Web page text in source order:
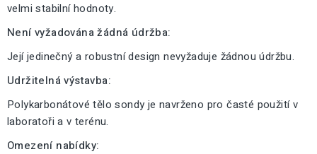
velmi stabilní hodnoty.
Není vyžadována žádná údržba:
Její jedinečný a robustní design nevyžaduje žádnou údržbu.
Udržitelná výstavba:
Polykarbonátové tělo sondy je navrženo pro časté použití v
laboratoři a v terénu.
Omezení nabídky: